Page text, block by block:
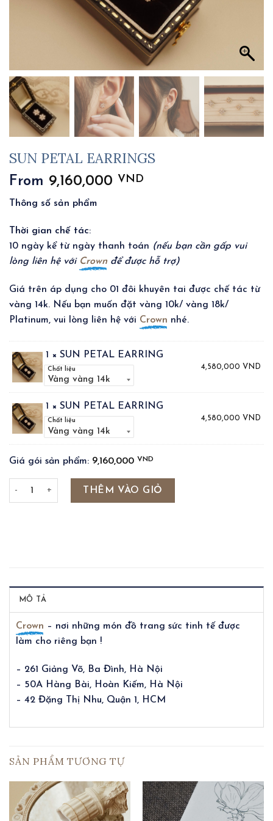
SUN PETAL EARRINGS
From 9,160,000 VND
Thông số sản phẩm
Thời gian chế tác:
10 ngày kể từ ngày thanh toán (nếu bạn cần gấp vui
lòng liên hệ với Crownđể được hỗ trợ)
Giá trên áp dụng cho 01 đôi khuyên tai được chế tác từ
vàng 14k. Nếu bạn muốn đặt vàng 10k/ vàng 18k/
Platinum, vui lòng liên hệ với Crown nhé.
1 × SUN PETAL EARRING
Chất liệu 4,580,000 VND
1 × SUN PETAL EARRING
Chất liệu 4,580,000 VND
Giá gói sản phẩm: 9,160,000 VND
SUN PETAL EARRINGS số lượng
THÊM VÀO GIỎ
MÔ TẢ
Crown – nơi những món đồ trang sức tinh tế được
làm cho riêng bạn !
– 261 Giảng Võ, Ba Đình, Hà Nội
– 50A Hàng Bài, Hoàn Kiếm, Hà Nội
– 42 Đặng Thị Nhu, Quận 1, HCM
SẢN PHẨM TƯƠNG TỰ